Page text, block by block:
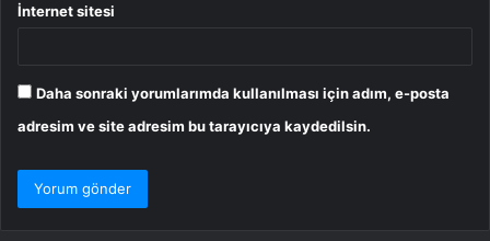
İnternet sitesi
Daha sonraki yorumlarımda kullanılması için adım, e-posta
adresim ve site adresim bu tarayıcıya kaydedilsin.